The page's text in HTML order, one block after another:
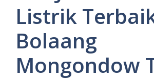
Listrik
Bolaang
Mongondow